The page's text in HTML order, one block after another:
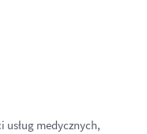
medycznych,